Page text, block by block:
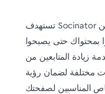
تستهدف Socinator المستخدمين الذين من
بمحتواك حتى يصبحوا
زيادة المتابعين من
مختلفة لضمان رؤية